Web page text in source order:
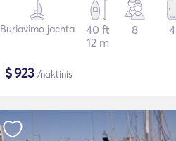
Buriavimo jachta
40 ft
12 m
8 4
$923 /naktinis